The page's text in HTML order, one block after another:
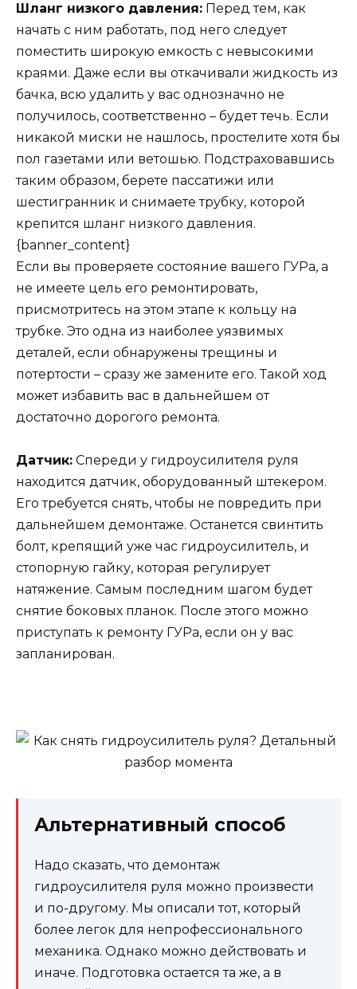
Шланг низкого давления: Перед тем, как
начать с ним работать, под него следует
поместить широкую емкость с невысокими
краями. Даже если вы откачивали жидкость из
бачка, всю удалить у вас однозначно не
получилось, соответственно – будет течь. Если
никакой миски не нашлось, простелите хотя бы
пол газетами или ветошью. Подстраховавшись
таким образом, берете пассатижи или
шестигранник и снимаете трубку, которой
крепится шланг низкого давления.
{banner_content}
Если вы проверяете состояние вашего ГУРа, а
не имеете цель его ремонтировать,
присмотритесь на этом этапе к кольцу на
трубке. Это одна из наиболее уязвимых
деталей, если обнаружены трещины и
потертости – сразу же замените его. Такой ход
может избавить вас в дальнейшем от
достаточно дорогого ремонта.
Датчик: Спереди у гидроусилителя руля
находится датчик, оборудованный штекером.
Его требуется снять, чтобы не повредить при
дальнейшем демонтаже. Останется свинтить
болт, крепящий уже час гидроусилитель, и
стопорную гайку, которая регулирует
натяжение. Самым последним шагом будет
снятие боковых планок. После этого можно
приступать к ремонту ГУРа, если он у вас
запланирован.
Альтернативный способ
Надо сказать, что демонтаж
гидроусилителя руля можно произвести
и по-другому. Мы описали тот, который
более легок для непрофессионального
механика. Однако можно действовать и
иначе. Подготовка остается та же, а в